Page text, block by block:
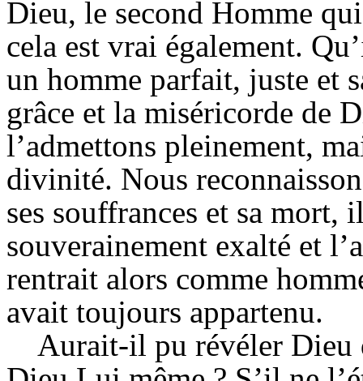
Dieu, le second Homme
cela est vrai également.
un homme parfait, juste et
grâce et la miséricorde de
l’admettons pleinement,
divinité. Nous
ses souffrances et sa mort,
souverainement exalté et
rentrait alors comme
avait toujours appartenu.
Aurait-il pu révéler Dieu